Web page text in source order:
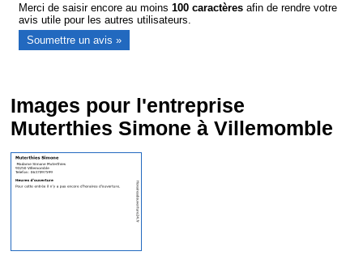
Merci de saisir encore au moins100 caractères afin de rendre votre
avis utile pour les autres utilisateurs.
Images pour l'entreprise
Muterthies Simone à Villemomble